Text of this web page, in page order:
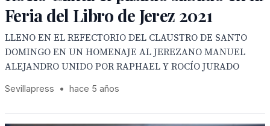
Feria del Libro de Jerez 2021
LLENO EN EL REFECTORIO DEL CLAUSTRO DE SANTO
DOMINGO EN UN HOMENAJE AL JEREZANO MANUEL
ALEJANDRO UNIDO POR RAPHAEL Y ROCÍO JURADO
Sevillapress • hace 5 años